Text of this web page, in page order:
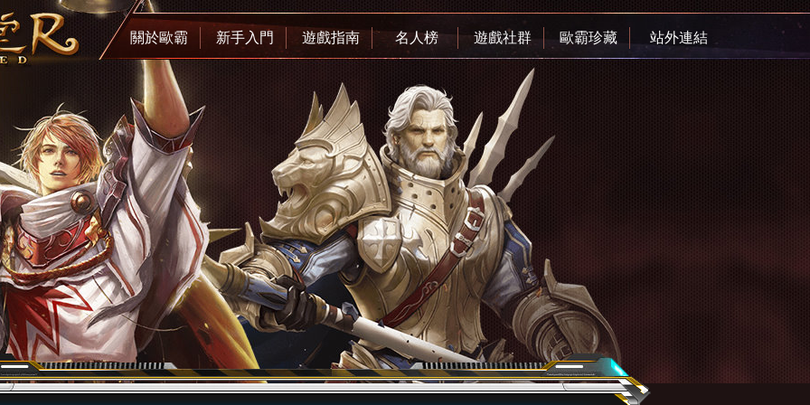
關於歐霸 新手入門 遊戲指南 名人榜 遊戲社群 歐霸珍藏 站外連結